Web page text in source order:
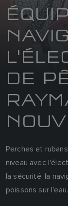
DE
Perches et
niveau avec
la sécurité, la
poissons sur l'eau.